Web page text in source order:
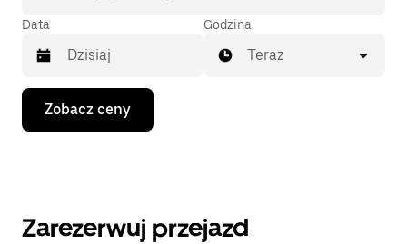
Data
Naciśnij
klawisz
strzałki
i wybrać
Godzina
Teraz
Zobacz ceny
Zarezerwuj przejazd